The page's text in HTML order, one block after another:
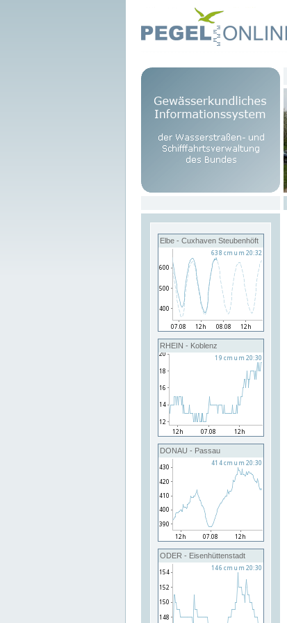
Elbe - Cuxhaven Steubenhöft
RHEIN - Koblenz
DONAU - Passau
ODER - Eisenhüttenstadt